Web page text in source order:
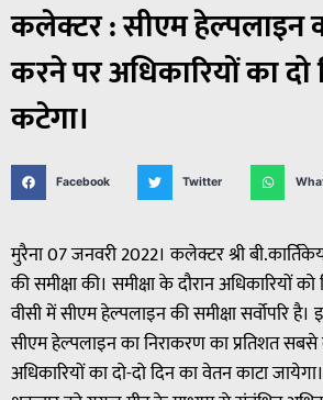
कलेक्टर : सीएम हेल्पलाइन
करने पर अधिकारियों का
कटेगा।
Facebook Twitter
मुरैना 07 जनवरी 2022। कलेक्टर श्री
की समीक्षा की। समीक्षा के दौरान अधिकारियों
वीसी में सीएम हेल्पलाइन की समीक्षा सर्वोपरि
सीएम हेल्पलाइन का निराकरण का प्रतिशत
अधिकारियों का दो-दो दिन का वेतन काटा